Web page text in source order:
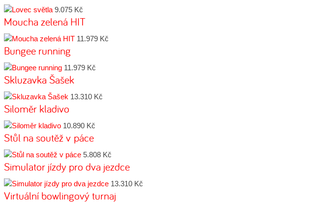
9.075 Kč
Moucha zelená HIT
11.979 Kč
Bungee running
11.979 Kč
Skluzavka Šašek
13.310 Kč
Siloměr kladivo
10.890 Kč
Stůl na soutěž v páce
5.808 Kč
Simulator jízdy pro dva jezdce
13.310 Kč
Virtuální bowlingový turnaj